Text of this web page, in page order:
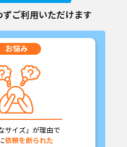
ご利用いただけます
お悩み
サイズ」が理由で
依頼を断られた